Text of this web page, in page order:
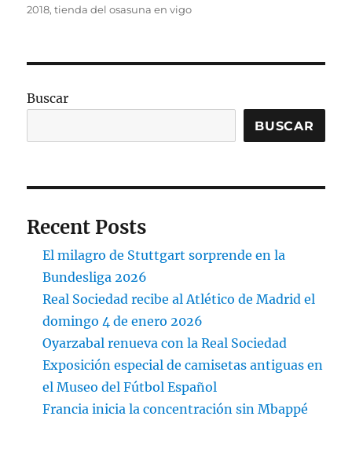
2018,tienda del osasuna en vigo
Buscar
BUSCAR
Recent Posts
El milagro de Stuttgart sorprende en la
Bundesliga 2026
Real Sociedad recibe al Atlético de Madrid el
domingo 4 de enero 2026
Oyarzabal renueva con la Real Sociedad
Exposición especial de camisetas antiguas en
el Museo del Fútbol Español
Francia inicia la concentración sin Mbappé